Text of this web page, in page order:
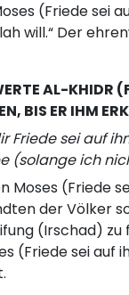
(Friede sei
will.“ Der
AL-KHIDR
BIS ER IHM
Friede sei auf
(solange ich
Moses (Friede
der Völker
(Irschad) zu
(Friede sei auf